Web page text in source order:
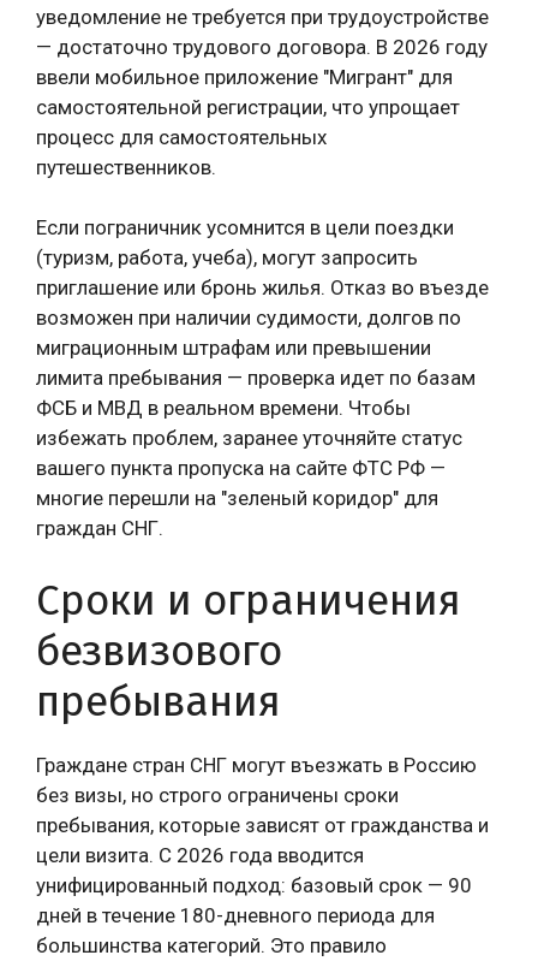
уведомление не требуется при трудоустройстве
— достаточно трудового договора. В 2026 году
ввели мобильное приложение "Мигрант" для
самостоятельной регистрации, что упрощает
процесс для самостоятельных
путешественников.
Если пограничник усомнится в цели поездки
(туризм, работа, учеба), могут запросить
приглашение или бронь жилья. Отказ во въезде
возможен при наличии судимости, долгов по
миграционным штрафам или превышении
лимита пребывания — проверка идет по базам
ФСБ и МВД в реальном времени. Чтобы
избежать проблем, заранее уточняйте статус
вашего пункта пропуска на сайте ФТС РФ —
многие перешли на "зеленый коридор" для
граждан СНГ.
Сроки и ограничения
безвизового
пребывания
Граждане стран СНГ могут въезжать в Россию
без визы, но строго ограничены сроки
пребывания, которые зависят от гражданства и
цели визита. С 2026 года вводится
унифицированный подход: базовый срок — 90
дней в течение 180-дневного периода для
большинства категорий. Это правило